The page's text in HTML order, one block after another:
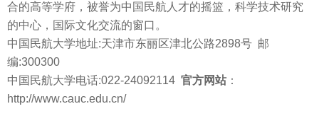
合的高等学府，被誉为中国民航人才的摇篮，科学技术研究
的中心，国际文化交流的窗口。
中国民航大学地址:天津市东丽区津北公路2898号 邮
编:300300
中国民航大学电话:022-24092114 官方网站 ：
http://www.cauc.edu.cn/